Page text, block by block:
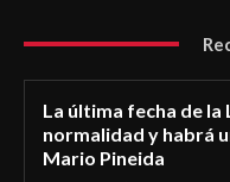
La última fecha de la
normalidad y habrá
Mario Pineida